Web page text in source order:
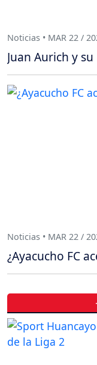
Noticias • MAR 22 /
Juan Aurich y
Noticias • MAR 22 /
¿Ayacucho FC